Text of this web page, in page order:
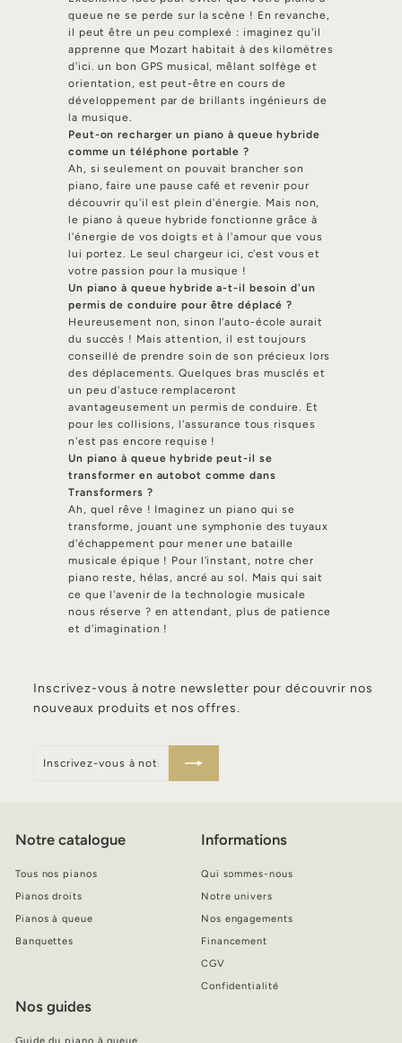
queue ne se perde sur la scène ! En revanche,
il peut être un peu complexé : imaginez qu'il
apprenne que Mozart habitait à des kilomètres
d'ici. un bon GPS musical, mêlant solfège et
orientation, est peut-être en cours de
développement par de brillants ingénieurs de
la musique.
Peut-on recharger un piano à queue hybride
comme un téléphone portable ?
Ah, si seulement on pouvait brancher son
piano, faire une pause café et revenir pour
découvrir qu'il est plein d'énergie. Mais non,
le piano à queue hybride fonctionne grâce à
l'énergie de vos doigts et à l'amour que vous
lui portez. Le seul chargeur ici, c'est vous et
votre passion pour la musique !
Un piano à queue hybride a-t-il besoin d'un
permis de conduire pour être déplacé ?
Heureusement non, sinon l'auto-école aurait
du succès ! Mais attention, il est toujours
conseillé de prendre soin de son précieux lors
des déplacements. Quelques bras musclés et
un peu d'astuce remplaceront
avantageusement un permis de conduire. Et
pour les collisions, l'assurance tous risques
n'est pas encore requise !
Un piano à queue hybride peut-il se
transformer en autobot comme dans
Transformers ?
Ah, quel rêve ! Imaginez un piano qui se
transforme, jouant une symphonie des tuyaux
d'échappement pour mener une bataille
musicale épique ! Pour l'instant, notre cher
piano reste, hélas, ancré au sol. Mais qui sait
ce que l'avenir de la technologie musicale
nous réserve ? en attendant, plus de patience
et d'imagination !
Inscrivez-vous à notre newsletter pour découvrir nos
nouveaux produits et nos offres.
vous
Notre catalogue
Tous nos pianos
Pianos droits
Pianos à queue
Banquettes
Informations
Qui sommes-nous
Notre univers
Nos engagements
Financement
CGV
Confidentialité
Nos guides